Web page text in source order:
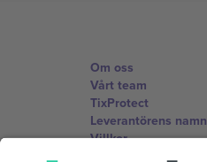
Om oss
Vårt team
TixProtect
Leverantörens namn
Villkor
Affiliate-program